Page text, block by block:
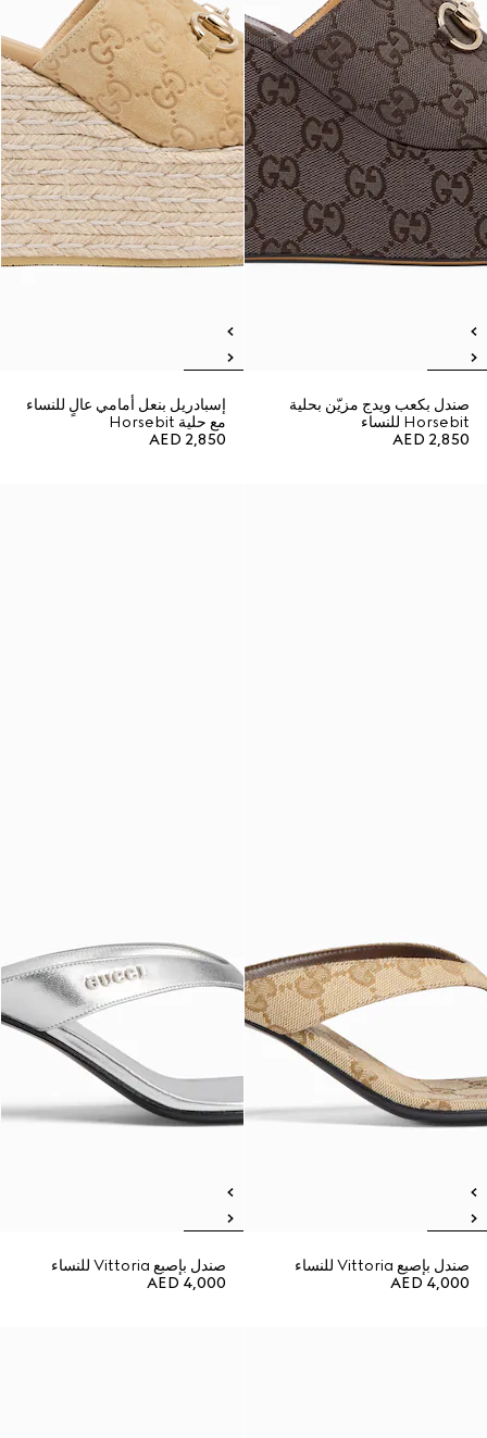
صندل بكعب ويدج مزيّن بحلية
Horsebit للنساء
AED 2,850
إسبادريل بنعل أمامي عالٍ للنساء
مع حلية Horsebit
AED 2,850
صندل بإصبع Vittoria للنساء
AED 4,000
صندل بإصبع Vittoria للنساء
AED 4,000